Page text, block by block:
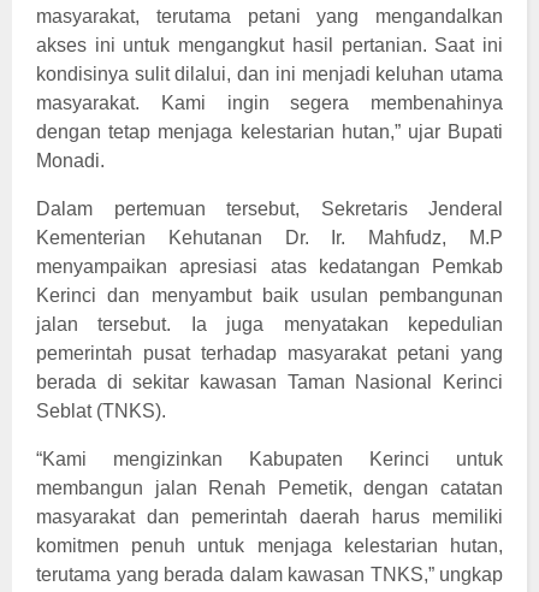
masyarakat, terutama petani yang mengandalkan
akses ini untuk mengangkut hasil pertanian. Saat ini
kondisinya sulit dilalui, dan ini menjadi keluhan utama
masyarakat. Kami ingin segera membenahinya
dengan tetap menjaga kelestarian hutan,” ujar Bupati
Monadi.
Dalam pertemuan tersebut, Sekretaris Jenderal
Kementerian Kehutanan Dr. Ir. Mahfudz, M.P
menyampaikan apresiasi atas kedatangan Pemkab
Kerinci dan menyambut baik usulan pembangunan
jalan tersebut. Ia juga menyatakan kepedulian
pemerintah pusat terhadap masyarakat petani yang
berada di sekitar kawasan Taman Nasional Kerinci
Seblat (TNKS).
“Kami mengizinkan Kabupaten Kerinci untuk
membangun jalan Renah Pemetik, dengan catatan
masyarakat dan pemerintah daerah harus memiliki
komitmen penuh untuk menjaga kelestarian hutan,
terutama yang berada dalam kawasan TNKS,” ungkap